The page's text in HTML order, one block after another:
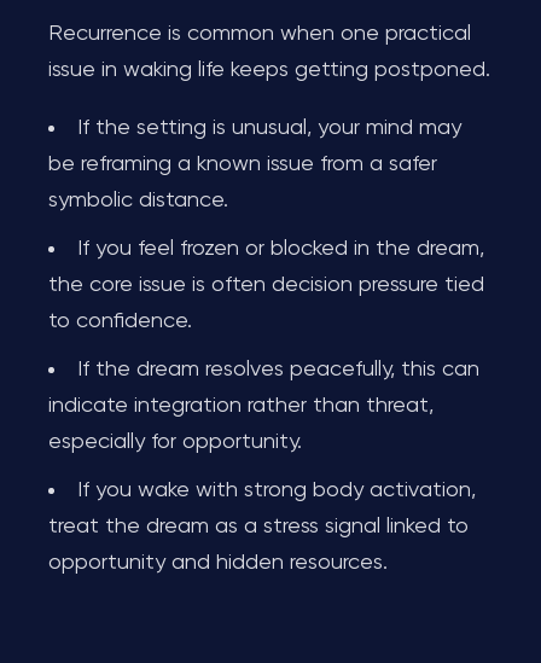
Recurrence is common when one practical
issue in waking life keeps getting postponed.
If the setting is unusual, your mind may
be reframing a known issue from a safer
symbolic distance.
If you feel frozen or blocked in the dream,
the core issue is often decision pressure tied
to confidence.
If the dream resolves peacefully, this can
indicate integration rather than threat,
especially for opportunity.
If you wake with strong body activation,
treat the dream as a stress signal linked to
opportunity and hidden resources.